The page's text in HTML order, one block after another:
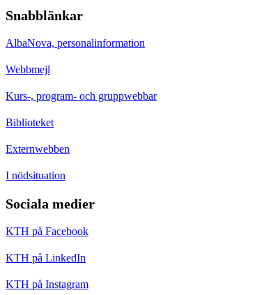
Snabblänkar
AlbaNova, personalinformation
Webbmejl
Kurs-, program- och gruppwebbar
Biblioteket
Externwebben
I nödsituation
Sociala medier
KTH på Facebook
KTH på LinkedIn
KTH på Instagram